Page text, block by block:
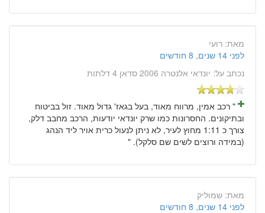
מאת: רועי
לפני 14 שנים, 8 חודשים
נכתב על: יונדאי אלנטרה 2006 סדאן 4 דלתות
" רכב אמין, מרווח מאוד, בעל בגאז' גדול מאוד. זול בביטוח
ובתיקונים. החסרונות כמו שרק יונדאי יודעות, הרכב מחבב דלק,
צורך כ 1:11 מחוץ לעיר, לא ניתן לנעול כרית אויר ליד הנהג
(במידה ורוצים לשים שם סלקל). "
מאת: שמוליק
לפני 14 שנים, 8 חודשים